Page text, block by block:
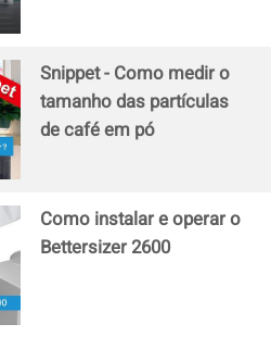
Snippet - Como medir o
tamanho das partículas
de café em pó
Como instalar e operar o
Bettersizer 2600